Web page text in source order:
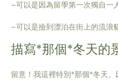
–可以是因為留學第一次獨自一
–可以是撿到漂泊在街上的流浪
描寫*那個*冬天的
留意！我這裡特別*那個*冬天